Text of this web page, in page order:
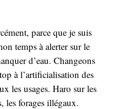
parce que je suis
temps à alerter sur le
d’eau. Changeons
à l’artificialisation des
les usages. Haro sur les
les forages illégaux.